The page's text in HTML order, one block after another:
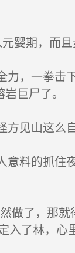
期，而且
，一拳击
巨尸了。
见山这么
料的抓住
做了，那
了林，心